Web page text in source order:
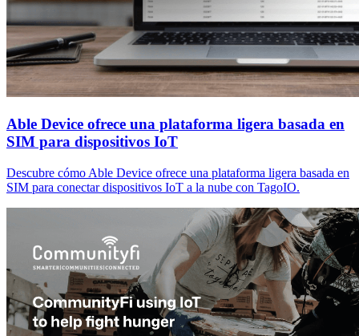
Able Device ofrece una plataforma ligera basada en
SIM para dispositivos IoT
Descubre cómo Able Device ofrece una plataforma ligera basada en
SIM para conectar dispositivos IoT a la nube con TagoIO.